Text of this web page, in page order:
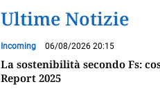
Ultime Notizie
Incoming 06/08/2026 20:15
La sostenibilità secondo Fs:
Report 2025